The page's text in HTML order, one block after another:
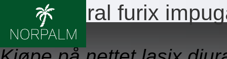
Lasix diural furix
09.08.2026